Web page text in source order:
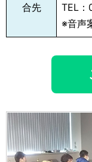
合先
TEL
※音声